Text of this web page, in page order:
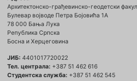
Архитектонско-грађевинско-геодетски
Булевар војводе Петра Бојовића 1A
78 000 Бања Лука
Република Српска
Босна и Херцеговина
ЈИБ: 4401017720022
Тел. централа: +387 51 462 616
Студентска служба: +387 51 462 545